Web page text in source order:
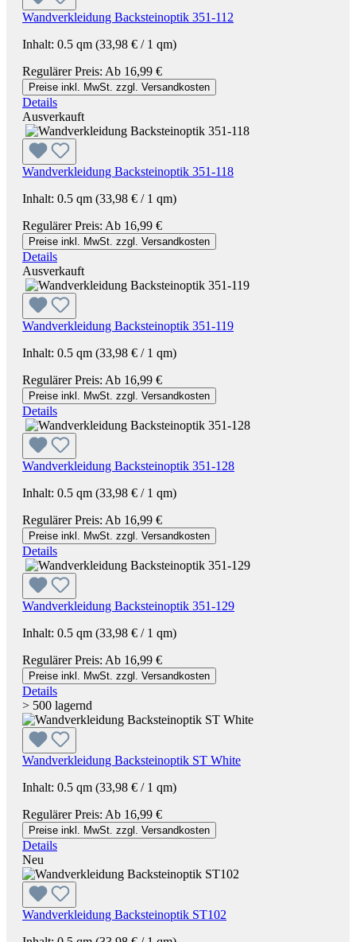
Wandverkleidung Backsteinoptik 351-112
Inhalt: 0.5 qm (33,98 € / 1 qm)
Regulärer Preis: Ab 16,99 €
Preise inkl. MwSt. zzgl. Versandkosten
Details
Ausverkauft
Wandverkleidung Backsteinoptik 351-118
Inhalt: 0.5 qm (33,98 € / 1 qm)
Regulärer Preis: Ab 16,99 €
Preise inkl. MwSt. zzgl. Versandkosten
Details
Ausverkauft
Wandverkleidung Backsteinoptik 351-119
Inhalt: 0.5 qm (33,98 € / 1 qm)
Regulärer Preis: Ab 16,99 €
Preise inkl. MwSt. zzgl. Versandkosten
Details
Wandverkleidung Backsteinoptik 351-128
Inhalt: 0.5 qm (33,98 € / 1 qm)
Regulärer Preis: Ab 16,99 €
Preise inkl. MwSt. zzgl. Versandkosten
Details
Wandverkleidung Backsteinoptik 351-129
Inhalt: 0.5 qm (33,98 € / 1 qm)
Regulärer Preis: Ab 16,99 €
Preise inkl. MwSt. zzgl. Versandkosten
Details
> 500 lagernd
Wandverkleidung Backsteinoptik ST White
Inhalt: 0.5 qm (33,98 € / 1 qm)
Regulärer Preis: Ab 16,99 €
Preise inkl. MwSt. zzgl. Versandkosten
Details
Neu
Wandverkleidung Backsteinoptik ST102